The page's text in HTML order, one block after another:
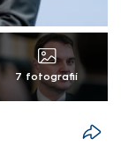
7 fotografií